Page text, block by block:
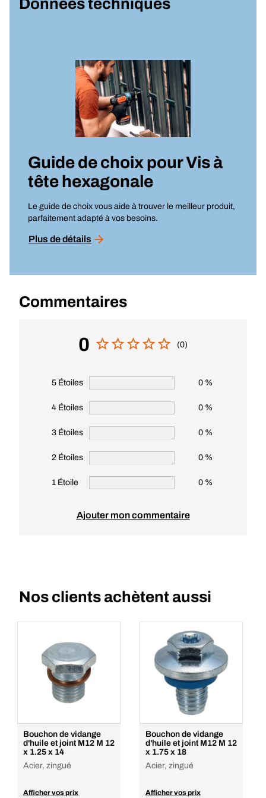
Données techniques
Guide de choix pourVis à
tête hexagonale
Le guide de choix vous aide à trouver le meilleur produit,
parfaitement adapté à vos besoins.
Plus de détails
Commentaires
0 (0)
5 Étoiles 0 %
4 Étoiles 0 %
3 Étoiles 0 %
2 Étoiles 0 %
1 Étoile 0 %
Ajouter mon commentaire
Nos clients achètent aussi
Bouchon de vidange
d'huile et joint M12 M 12
x 1.25 x 14
Acier, zingué
Afficher vos prix
Bouchon de vidange
d'huile et joint M12 M 12
x 1.75 x 18
Acier, zingué
Afficher vos prix